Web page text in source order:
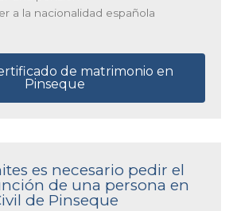
a la nacionalidad española
de matrimonio en
Pinseque
es necesario pedir el
de una persona en
de Pinseque